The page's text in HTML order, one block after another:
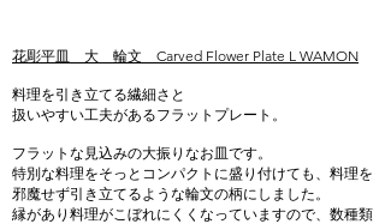
花彫平皿 大 輪文 Carved Flower Plate L WAMON
料理を引き立てる繊細さと
扱いやすい工夫があるフラットプレート。
フラットな見込みの大振りなお皿です。
特別な料理をそっとコンパクトに盛り付けても、料理を
邪魔せず引き立てるような輪文の柄にしました。
縁があり料理がこぼれにくくなっていますので、数種類